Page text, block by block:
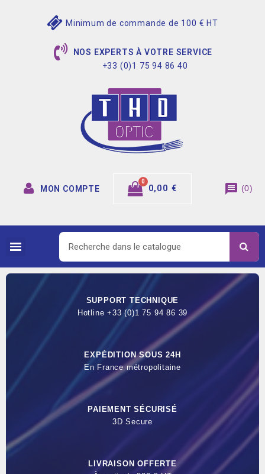
Minimum de commande de 100 € HT
NOS EXPERTS À VOTRE SERVICE
+33 (0)1 75 94 86 40
MON COMPTE 0,00 € message (0)
SUPPORT TECHNIQUE
Hotline +33 (0)1 75 94 86 39
EXPÉDITION SOUS 24H
En France métropolitaine
PAIEMENT SÉCURISÉ
3D Secure
LIVRAISON OFFERTE